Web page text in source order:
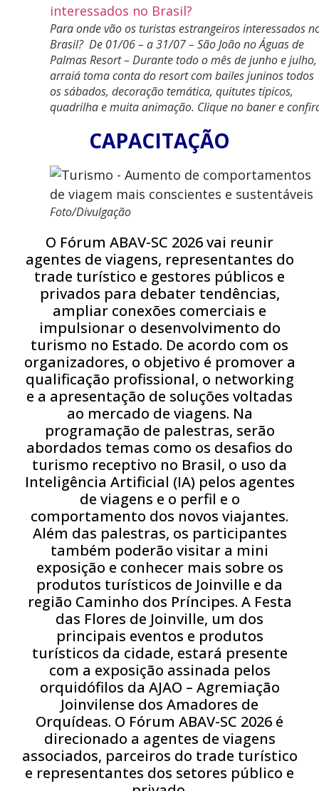
Para onde vão os turistas estrangeiros interessados
Brasil? De 01/06 – a 31/07 – São João no Águas de
Palmas Resort – Durante todo o mês de junho e
arraiá toma conta do resort com bailes juninos todos
os sábados, decoração temática, quitutes típicos,
quadrilha e muita animação. Clique no baner e
CAPACITAÇÃO
Foto/Divulgação
O Fórum ABAV-SC 2026 vai reunir
agentes de viagens, representantes do
trade turístico e gestores públicos e
privados para debater tendências,
ampliar conexões comerciais e
impulsionar o desenvolvimento do
turismo no Estado. De acordo com os
organizadores, o objetivo é promover a
qualificação profissional, o networking
e a apresentação de soluções voltadas
ao mercado de viagens. Na
programação de palestras, serão
abordados temas como os desafios do
turismo receptivo no Brasil, o uso da
Inteligência Artificial (IA) pelos agentes
de viagens e o perfil e o
comportamento dos novos viajantes.
Além das palestras, os participantes
também poderão visitar a mini
exposição e conhecer mais sobre os
produtos turísticos de Joinville e da
região Caminho dos Príncipes. A Festa
das Flores de Joinville, um dos
principais eventos e produtos
turísticos da cidade, estará presente
com a exposição assinada pelos
orquidófilos da AJAO – Agremiação
Joinvilense dos Amadores de
Orquídeas. O Fórum ABAV-SC 2026 é
direcionado a agentes de viagens
associados, parceiros do trade turístico
e representantes dos setores público e